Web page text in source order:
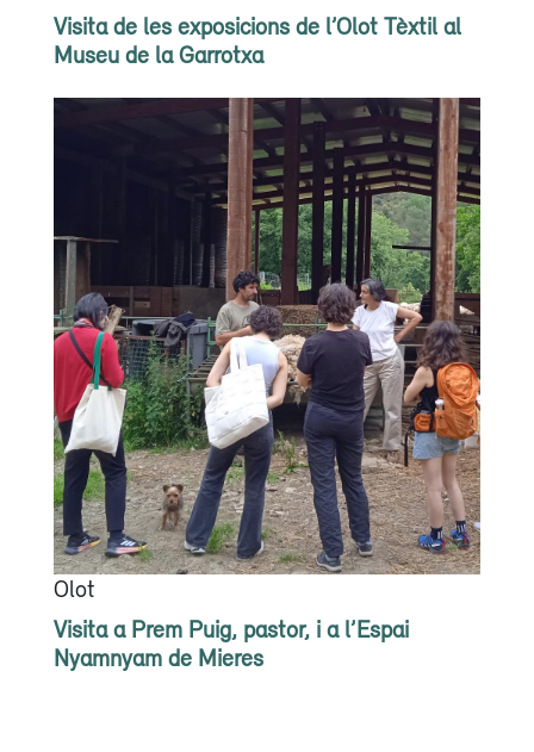
Visita de les exposicions de l’Olot Tèxtil al
Museu de la Garrotxa
Olot
Visita a Prem Puig, pastor, i a l’Espai
Nyamnyam de Mieres